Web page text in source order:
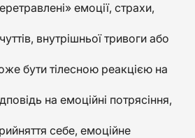
емоції, страхи,
внутрішньої тривоги або
бути тілесною реакцією на
на емоційні потрясіння,
себе, емоційне